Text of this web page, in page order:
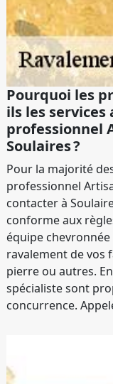
Pourquoi les
ils les
professionnel
Soulaires ?
Pour la majorité
professionnel
contacter à
conforme aux
équipe
ravalement de vos
pierre ou autres.
spécialiste sont
concurrence.